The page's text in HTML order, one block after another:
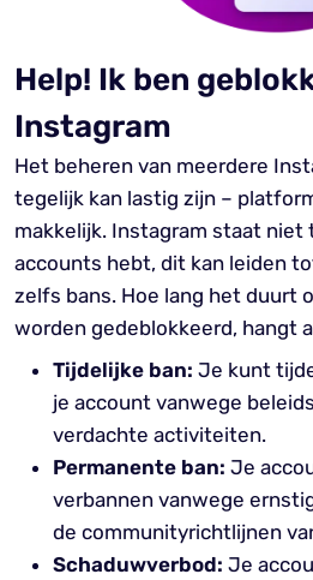
Help! Ik ben
Instagram
Het beheren van meerdere
tegelijk kan lastig zijn –
makkelijk. Instagram staat niet
accounts hebt, dit kan leiden
zelfs bans. Hoe lang het duurt
worden gedeblokkeerd, hangt
Tijdelijke ban: Je kunt
je account vanwege
verdachte activiteiten.
Permanente ban: Je
verbannen vanwege
de communityrichtlijnen
Schaduwverbod: Je